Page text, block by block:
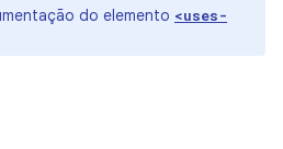
do elemento <uses-